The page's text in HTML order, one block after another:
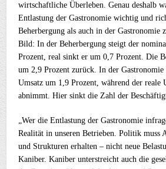
wirtschaftliche Überleben. Genau deshalb
Entlastung der Gastronomie wichtig und
Beherbergung als auch in der Gastronomie
Bild: In der Beherbergung steigt der
Prozent, real sinkt er um 0,7 Prozent. Die
um 2,9 Prozent zurück. In der Gastronomie
Umsatz um 1,9 Prozent, während der reale
abnimmt. Hier sinkt die Zahl der
„Wer die Entlastung der Gastronomie
Realität in unseren Betrieben. Politik muss
und Strukturen erhalten – nicht neue
Kaniber. Kaniber unterstreicht auch die